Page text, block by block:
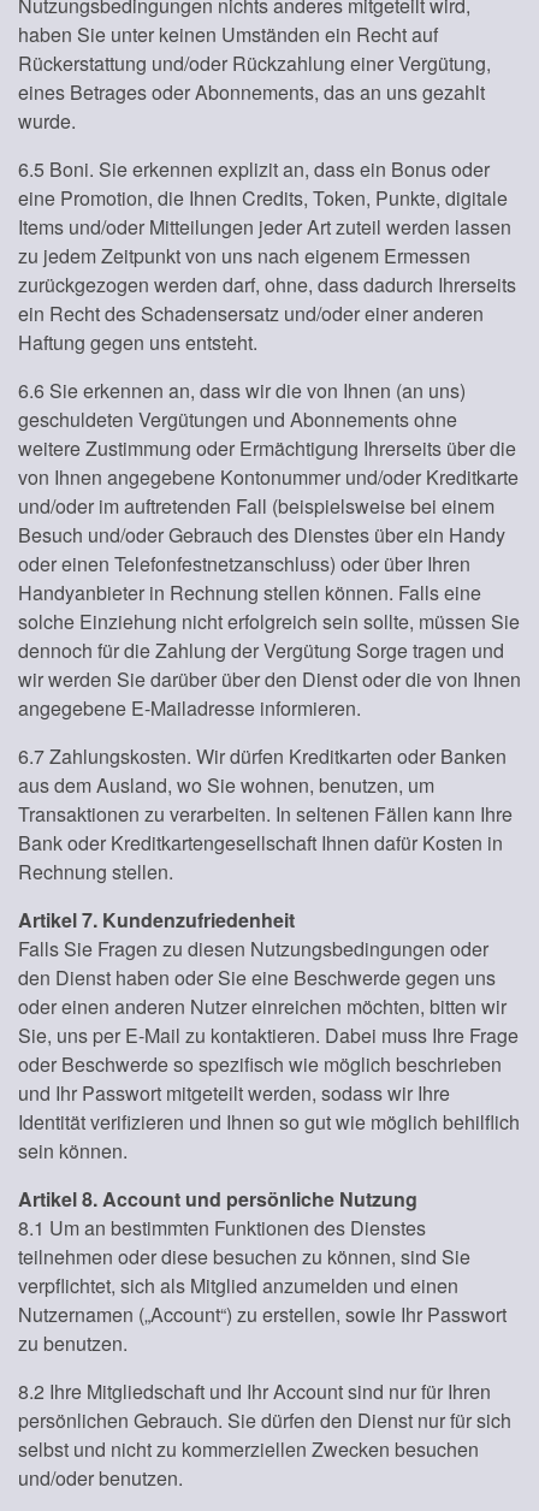
haben Sie unter keinen Umständen ein Recht auf
Rückerstattung und/oder Rückzahlung einer Vergütung,
eines Betrages oder Abonnements, das an uns gezahlt
wurde.
6.5 Boni. Sie erkennen explizit an, dass ein Bonus oder
eine Promotion, die Ihnen Credits, Token, Punkte, digitale
Items und/oder Mitteilungen jeder Art zuteil werden lassen
zu jedem Zeitpunkt von uns nach eigenem Ermessen
zurückgezogen werden darf, ohne, dass dadurch Ihrerseits
ein Recht des Schadensersatz und/oder einer anderen
Haftung gegen uns entsteht.
6.6 Sie erkennen an, dass wir die von Ihnen (an uns)
geschuldeten Vergütungen und Abonnements ohne
weitere Zustimmung oder Ermächtigung Ihrerseits über die
von Ihnen angegebene Kontonummer und/oder Kreditkarte
und/oder im auftretenden Fall (beispielsweise bei einem
Besuch und/oder Gebrauch des Dienstes über ein Handy
oder einen Telefonfestnetzanschluss) oder über Ihren
Handyanbieter in Rechnung stellen können. Falls eine
solche Einziehung nicht erfolgreich sein sollte, müssen Sie
dennoch für die Zahlung der Vergütung Sorge tragen und
wir werden Sie darüber über den Dienst oder die von Ihnen
angegebene E-Mailadresse informieren.
6.7 Zahlungskosten. Wir dürfen Kreditkarten oder Banken
aus dem Ausland, wo Sie wohnen, benutzen, um
Transaktionen zu verarbeiten. In seltenen Fällen kann Ihre
Bank oder Kreditkartengesellschaft Ihnen dafür Kosten in
Rechnung stellen.
Artikel 7. Kundenzufriedenheit
Falls Sie Fragen zu diesen Nutzungsbedingungen oder
den Dienst haben oder Sie eine Beschwerde gegen uns
oder einen anderen Nutzer einreichen möchten, bitten wir
Sie, uns per E-Mail zu kontaktieren. Dabei muss Ihre Frage
oder Beschwerde so spezifisch wie möglich beschrieben
und Ihr Passwort mitgeteilt werden, sodass wir Ihre
Identität verifizieren und Ihnen so gut wie möglich behilflich
sein können.
Artikel 8. Account und persönliche Nutzung
8.1 Um an bestimmten Funktionen des Dienstes
teilnehmen oder diese besuchen zu können, sind Sie
verpflichtet, sich als Mitglied anzumelden und einen
Nutzernamen („Account“) zu erstellen, sowie Ihr Passwort
zu benutzen.
8.2 Ihre Mitgliedschaft und Ihr Account sind nur für Ihren
persönlichen Gebrauch. Sie dürfen den Dienst nur für sich
selbst und nicht zu kommerziellen Zwecken besuchen
und/oder benutzen.